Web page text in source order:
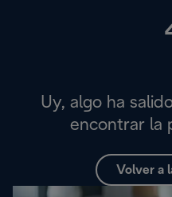
Uy, algo ha
encontrar la
Volver a